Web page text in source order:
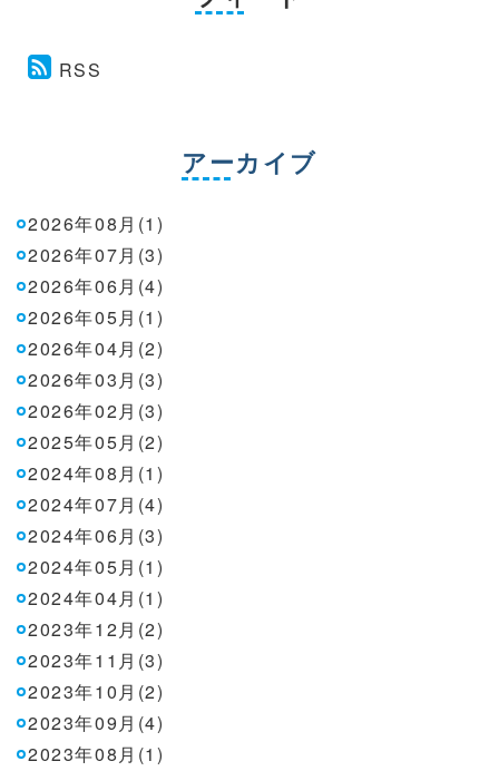
RSS
アーカイブ
2026年08月(1)
2026年07月(3)
2026年06月(4)
2026年05月(1)
2026年04月(2)
2026年03月(3)
2026年02月(3)
2025年05月(2)
2024年08月(1)
2024年07月(4)
2024年06月(3)
2024年05月(1)
2024年04月(1)
2023年12月(2)
2023年11月(3)
2023年10月(2)
2023年09月(4)
2023年08月(1)